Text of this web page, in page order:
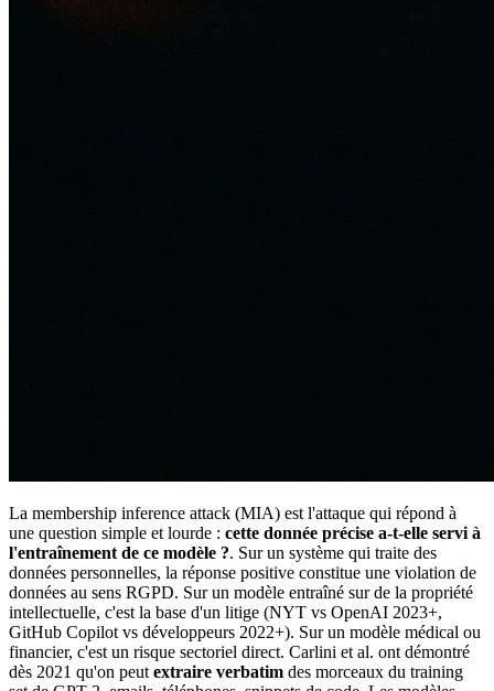
La membership inference attack (MIA) est l'attaque qui répond à
une question simple et lourde : cette donnée précise a-t-elle servi à
l'entraînement de ce modèle ?. Sur un système qui traite des
données personnelles, la réponse positive constitue une violation de
données au sens RGPD. Sur un modèle entraîné sur de la propriété
intellectuelle, c'est la base d'un litige (NYT vs OpenAI 2023+,
GitHub Copilot vs développeurs 2022+). Sur un modèle médical ou
financier, c'est un risque sectoriel direct. Carlini et al. ont démontré
dès 2021 qu'on peut extraire verbatim des morceaux du training